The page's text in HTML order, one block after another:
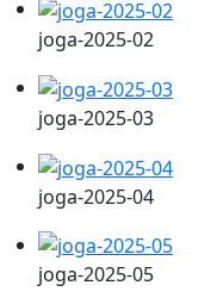
joga-2025-02
joga-2025-03
joga-2025-04
joga-2025-05